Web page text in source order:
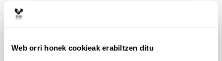
Web orri honek cookieak erabiltzen ditu
Osasun arloko I+G+B proiektuak (ISCIII) 2023
Barne epea martxoaren 28tik apirilaren 16ra - Eskaerak